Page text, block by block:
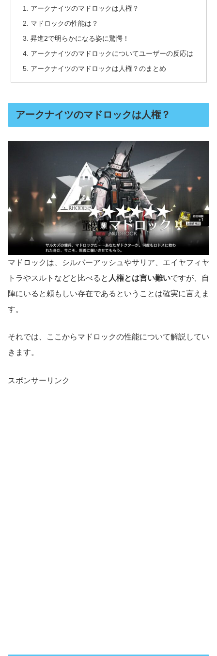
アークナイツのマドロックは人権？
マドロックの性能は？
昇進2で明らかになる姿に驚愕！
アークナイツのマドロックについてユーザーの反応は
アークナイツのマドロックは人権？のまとめ
アークナイツのマドロックは人権？
マドロックは、シルバーアッシュやサリア、エイヤフィヤ
トラやスルトなどと比べると 人権とは言い難いですが、自
陣にいると頼もしい存在であるということは確実に言えま
す。
それでは、ここからマドロックの性能について解説してい
きます。
スポンサーリンク